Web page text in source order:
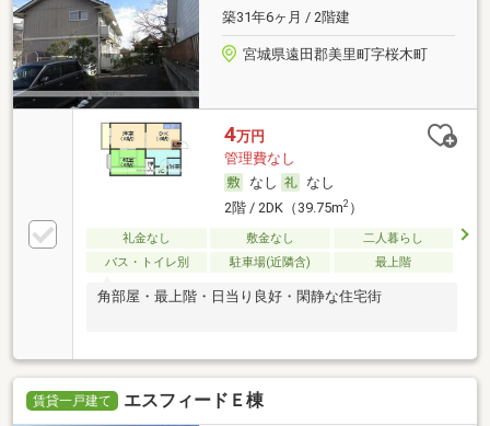
築31年6ヶ月 / 2階建
宮城県遠田郡美里町字桜木町
4万円
管理費なし
なし
なし
2階 / 2DK（39.75m2）
礼金なし 敷金なし
二人暮らし
バス・トイレ別
駐車場(近隣含) 最上階
角部屋・最上階・日当り良好・閑静な住宅街
賃貸一戸建て エスフィードＥ棟